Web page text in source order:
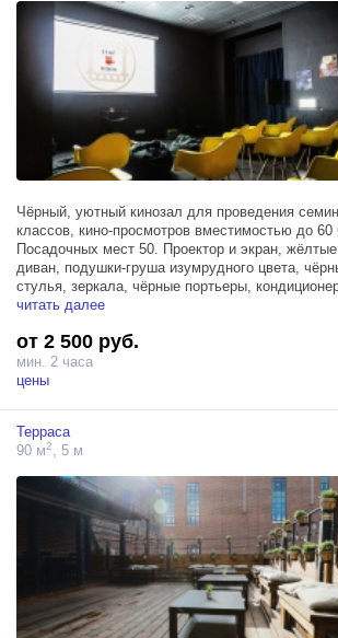
Чёрный, уютный кинозал для проведения
классов, кино-просмотров вместимостью до 60
Посадочных мест 50. Проектор и экран,
диван, подушки-груша изумрудного цвета,
стулья, зеркала, чёрные портьеры,
читать далее
от 2 500 руб.
мин. 2 часа
цены
Терраса
90 м2 , 5 м